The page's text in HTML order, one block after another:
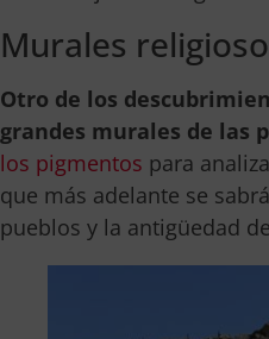
Murales
Otro de los
grandes murales de las
los pigmentos para
que más adelante se
pueblos y la antigüedad